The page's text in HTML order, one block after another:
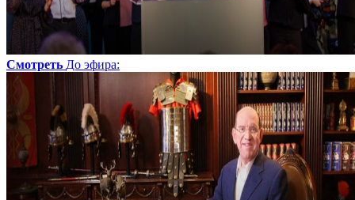
Смотреть До эфира: